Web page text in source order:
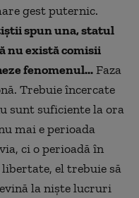
gest puternic.
spun una, statul
nu există comisii
fenomenul...Faza
Trebuie încercate
sunt suficiente la ora
mai e perioada
ci o perioadă în
el trebuie să
la nişte lucruri